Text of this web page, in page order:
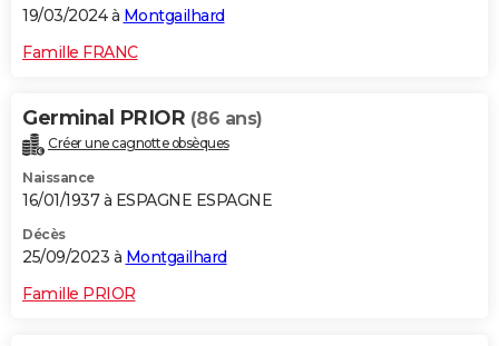
19/03/2024 à Montgailhard
Famille FRANC
Germinal PRIOR (86 ans)
Créer une cagnotte obsèques
Naissance
16/01/1937 à ESPAGNE ESPAGNE
Décès
25/09/2023 à Montgailhard
Famille PRIOR